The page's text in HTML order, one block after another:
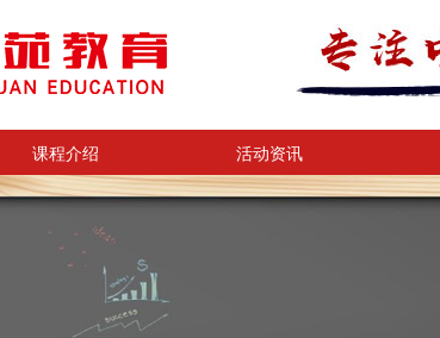
课程介绍 活动资讯